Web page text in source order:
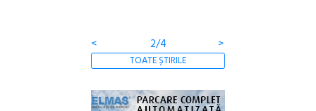
< 2/4 >
TOATE ȘTIRILE